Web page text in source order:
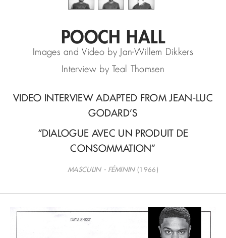
POOCH HALL
Images and Video by Jan-Willem Dikkers
Interview by Teal Thomsen
VIDEO INTERVIEW ADAPTED FROM JEAN-LUC
GODARD’S
“DIALOGUE AVEC UN PRODUIT DE
CONSOMMATION”
MASCULIN - FÉMININ(1966)